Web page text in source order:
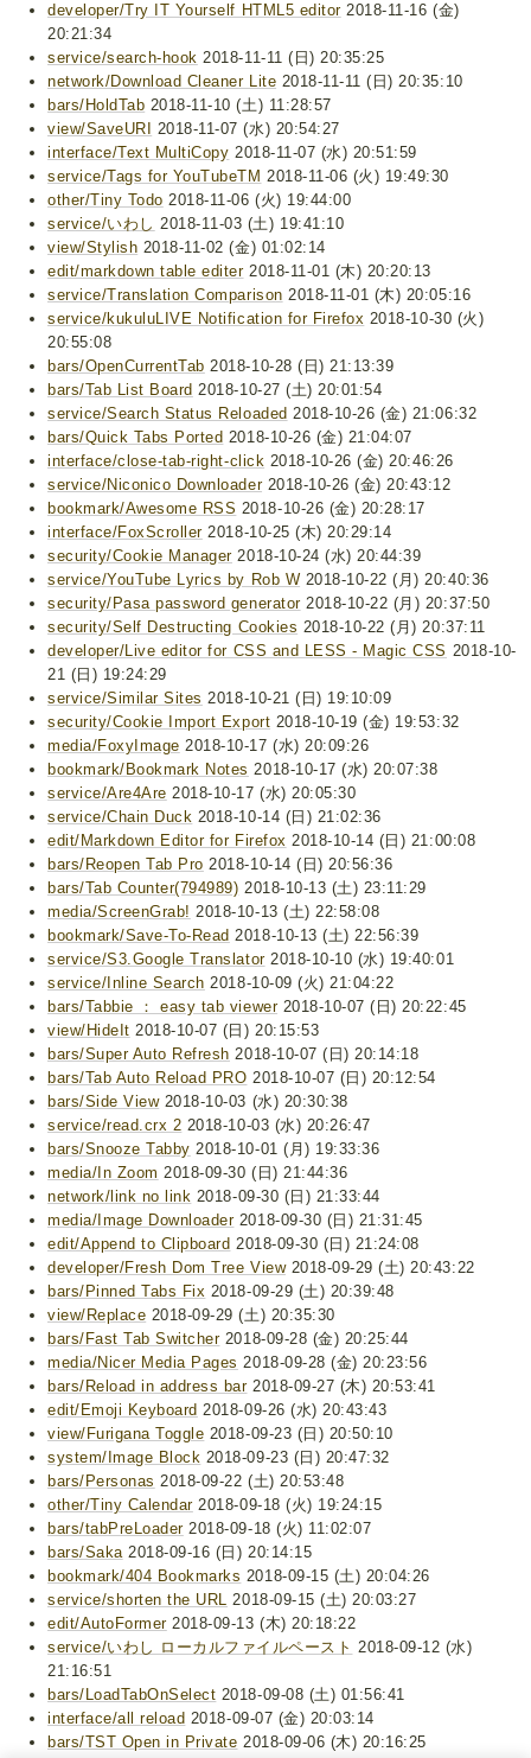
developer/Try IT Yourself HTML5 editor2018-11-16 (金)
20:21:34
service/search-hook 2018-11-11 (日) 20:35:25
network/Download Cleaner Lite 2018-11-11 (日) 20:35:10
bars/HoldTab 2018-11-10 (土) 11:28:57
view/SaveURI
2018-11-07 (水) 20:54:27
interface/Text MultiCopy 2018-11-07 (水) 20:51:59
service/Tags for YouTubeTM 2018-11-06 (火) 19:49:30
other/Tiny Todo 2018-11-06 (火) 19:44:00
service/いわし 2018-11-03 (土) 19:41:10
view/Stylish 2018-11-02 (金) 01:02:14
edit/markdown table editer2018-11-01 (木) 20:20:13
service/Translation Comparison 2018-11-01 (木) 20:05:16
service/kukuluLIVE Notification for Firefox 2018-10-30 (火)
20:55:08
bars/OpenCurrentTab 2018-10-28 (日) 21:13:39
bars/Tab List Board 2018-10-27 (土) 20:01:54
service/Search Status Reloaded 2018-10-26 (金) 21:06:32
bars/Quick Tabs Ported 2018-10-26 (金) 21:04:07
interface/close-tab-right-click 2018-10-26 (金) 20:46:26
service/Niconico Downloader2018-10-26 (金) 20:43:12
bookmark/Awesome RSS 2018-10-26 (金) 20:28:17
interface/FoxScroller2018-10-25 (木) 20:29:14
security/Cookie Manager2018-10-24 (水) 20:44:39
service/YouTube Lyrics by Rob W 2018-10-22 (月) 20:40:36
security/Pasa password generator2018-10-22 (月) 20:37:50
security/Self Destructing Cookies 2018-10-22 (月) 20:37:11
developer/Live editor for CSS and LESS - Magic CSS 2018-10-
21 (日) 19:24:29
service/Similar Sites 2018-10-21 (日) 19:10:09
security/Cookie Import Export 2018-10-19 (金) 19:53:32
media/FoxyImage 2018-10-17 (水) 20:09:26
bookmark/Bookmark Notes 2018-10-17 (水) 20:07:38
service/Are4Are 2018-10-17 (水) 20:05:30
service/Chain Duck 2018-10-14 (日) 21:02:36
edit/Markdown Editor for Firefox 2018-10-14 (日) 21:00:08
bars/Reopen Tab Pro 2018-10-14 (日) 20:56:36
bars/Tab Counter(794989) 2018-10-13 (土) 23:11:29
media/ScreenGrab! 2018-10-13 (土) 22:58:08
bookmark/Save-To-Read 2018-10-13 (土) 22:56:39
service/S3.Google Translator2018-10-10 (水) 19:40:01
service/Inline Search 2018-10-09 (火) 21:04:22
bars/Tabbie ： easy tab viewer2018-10-07 (日) 20:22:45
view/HideIt 2018-10-07 (日) 20:15:53
bars/Super Auto Refresh 2018-10-07 (日) 20:14:18
bars/Tab Auto Reload PRO 2018-10-07 (日) 20:12:54
bars/Side View2018-10-03 (水) 20:30:38
service/read.crx 2 2018-10-03 (水) 20:26:47
bars/Snooze Tabby 2018-10-01 (月) 19:33:36
media/In Zoom 2018-09-30 (日) 21:44:36
network/link no link 2018-09-30 (日) 21:33:44
media/Image Downloader2018-09-30 (日) 21:31:45
edit/Append to Clipboard 2018-09-30 (日) 21:24:08
developer/Fresh Dom Tree View2018-09-29 (土) 20:43:22
bars/Pinned Tabs Fix 2018-09-29 (土) 20:39:48
view/Replace 2018-09-29 (土) 20:35:30
bars/Fast Tab Switcher2018-09-28 (金) 20:25:44
media/Nicer Media Pages 2018-09-28 (金) 20:23:56
bars/Reload in address bar2018-09-27 (木) 20:53:41
edit/Emoji Keyboard 2018-09-26 (水) 20:43:43
view/Furigana Toggle 2018-09-23 (日) 20:50:10
system/Image Block 2018-09-23 (日) 20:47:32
bars/Personas 2018-09-22 (土) 20:53:48
other/Tiny Calendar2018-09-18 (火) 19:24:15
bars/tabPreLoader2018-09-18 (火) 11:02:07
bars/Saka2018-09-16 (日) 20:14:15
bookmark/404 Bookmarks 2018-09-15 (土) 20:04:26
service/shorten the URL 2018-09-15 (土) 20:03:27
edit/AutoFormer2018-09-13 (木) 20:18:22
service/いわし ローカルファイルペースト 2018-09-12 (水)
21:16:51
bars/LoadTabOnSelect 2018-09-08 (土) 01:56:41
interface/all reload 2018-09-07 (金) 20:03:14
bars/TST Open in Private 2018-09-06 (木) 20:16:25